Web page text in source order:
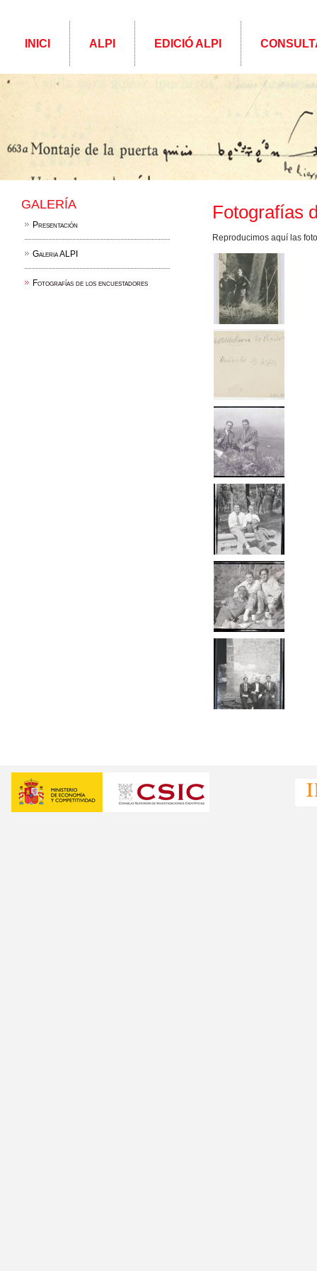
INICI ALPI EDICIÓ ALPI
GALERÍA
Presentación
Galeria ALPI
Fotografías de los encuestadores
Fotografías
Reproducimos aquí las